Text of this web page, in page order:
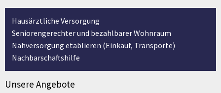
Hausärztliche Versorgung
Seniorengerechter und bezahlbarer Wohnraum
Nahversorgung etablieren (Einkauf, Transporte)
Nachbarschaftshilfe
Unsere Angebote